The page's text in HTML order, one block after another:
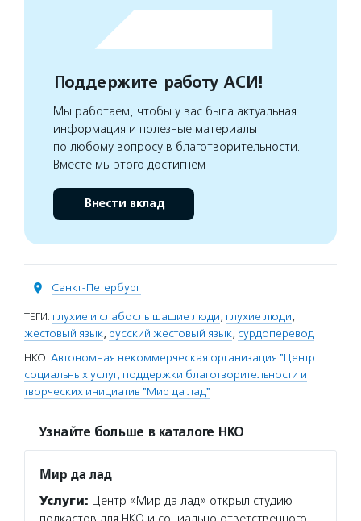
Поддержите работу АСИ!
Мы работаем, чтобы у вас была актуальная
информация и полезные материалы
по любому вопросу в благотворительности.
Вместе мы этого достигнем
Внести вклад
Санкт-Петербург
ТЕГИ: глухие и слабослышащие люди, глухие люди,
жестовый язык, русский жестовый язык, сурдоперевод
НКО: Автономная некоммерческая организация "Центр
социальных услуг, поддержки благотворительности и
творческих инициатив "Мир да лад"
Узнайте больше в каталоге НКО
Мир да лад
Услуги: Центр «Мир да лад» открыл студию